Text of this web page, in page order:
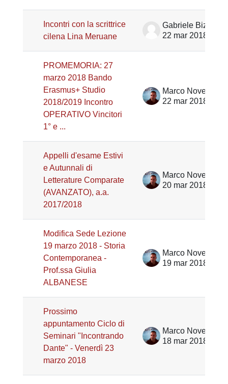
Incontri con la scrittrice
cilena Lina Meruane
Gabriele Bizzarri
22 mar 2018
PROMEMORIA: 27
marzo 2018 Bando
Erasmus+ Studio
2018/2019 Incontro
OPERATIVO Vincitori
1° e ...
Marco Noventa
22 mar 2018
Appelli d'esame Estivi
e Autunnali di
Letterature Comparate
(AVANZATO), a.a.
2017/2018
Marco Noventa
20 mar 2018
Modifica Sede Lezione
19 marzo 2018 - Storia
Contemporanea -
Prof.ssa Giulia
ALBANESE
Marco Noventa
19 mar 2018
Prossimo
appuntamento Ciclo di
Seminari "Incontrando
Dante" - Venerdì 23
marzo 2018
Marco Noventa
18 mar 2018